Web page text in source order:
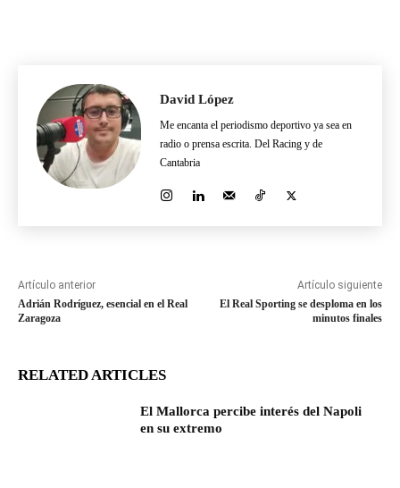
David López
Me encanta el periodismo deportivo ya sea en
radio o prensa escrita. Del Racing y de
Cantabria
Artículo anterior
Adrián Rodríguez, esencial en el Real
Zaragoza
Artículo siguiente
El Real Sporting se desploma en los
minutos finales
RELATED ARTICLES
El Mallorca percibe interés del Napoli
en su extremo